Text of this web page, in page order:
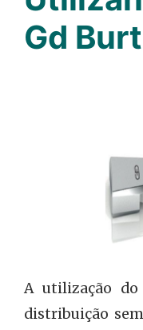
Gd
A utilização
distribuição